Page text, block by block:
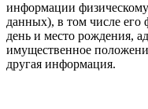
информации
данных), в том числе его
день и место рождения,
имущественное
другая информация.